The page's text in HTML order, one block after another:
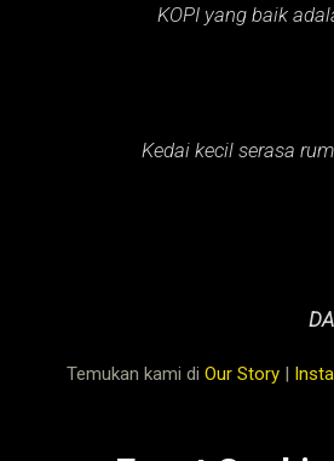
KOPI yang baik
Kedai kecil serasa
Temukan kami di Our Story |